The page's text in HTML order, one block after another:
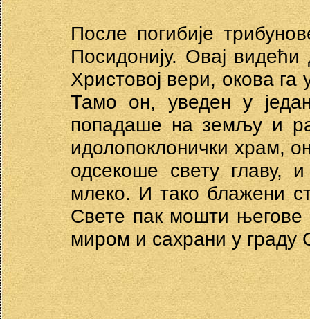
После погибије
Посидонију. Овај
Христовој вери, окова
Тамо он, уведен у
попадаше на земљу и
идолопоклонички храм,
одсекоше свету главу,
млеко. И тако блажени
Свете пак мошти његове
миром и сахрани у граду